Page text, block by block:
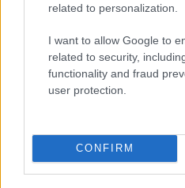
related to personalization.
I want to allow Google to
related to security,
functionality and fraud
user protection.
CONFIRM
Fáj, de megy
stolzingimalter•2021. május 10.
Kell a szamárvezető a
hiszem. Azt hiszem, nem
is van szó Eötvös Péter